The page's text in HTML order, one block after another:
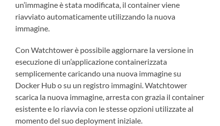
un’immagine è stata modificata, il container viene
riavviato automaticamente utilizzando la nuova
immagine.
Con Watchtower è possibile aggiornare la versione in
esecuzione di un’applicazione containerizzata
semplicemente caricando una nuova immagine su
Docker Hub o su un registro immagini. Watchtower
scarica la nuova immagine, arresta con grazia il container
esistente e lo riavvia con le stesse opzioni utilizzate al
momento del suo deployment iniziale.